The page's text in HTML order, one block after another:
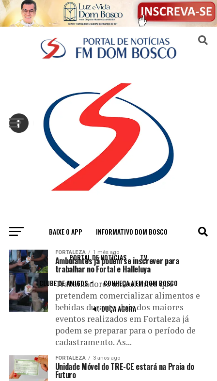
BAIXE O APP INFORMATIVO DOM BOSCO
PORTAL DE NOTÍCIAS TV
CLUBE DE AMIGOS CONHEÇA A FM DOM BOSCO
🔊 OUÇA AGORA
All posts tagged "regional"
FORTALEZA 1 mês ago
Ambulantes já podem se inscrever para
trabalhar no Fortal e Halleluya
Trabalhadores ambulantes que
pretendem comercializar alimentos e
bebidas durante dois dos maiores
eventos realizados em Fortaleza já
podem se preparar para o período de
cadastramento. As...
FORTALEZA 3 anos ago
Unidade Móvel do TRE-CE estará na Praia do
Futuro
Sair da versão mobile